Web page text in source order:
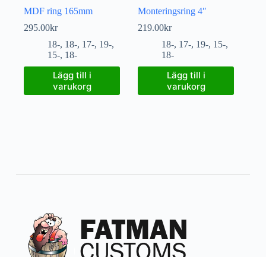
MDF ring 165mm
295.00kr
18-, 18-, 17-, 19-,
15-, 18-
Lägg till i
varukorg
Monteringsring 4″
219.00kr
18-, 17-, 19-, 15-,
18-
Lägg till i
varukorg